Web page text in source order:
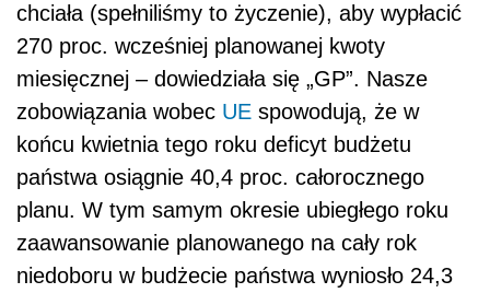
chciała (spełniliśmy to życzenie), aby wypłacić
270 proc. wcześniej planowanej kwoty
miesięcznej – dowiedziała się „GP”. Nasze
zobowiązania wobec UE spowodują, że w
końcu kwietnia tego roku deficyt budżetu
państwa osiągnie 40,4 proc. całorocznego
planu. W tym samym okresie ubiegłego roku
zaawansowanie planowanego na cały rok
niedoboru w budżecie państwa wyniosło 24,3